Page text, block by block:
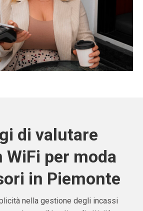
di valutare
WiFi per moda
in Piemonte
nella gestione degli incassi